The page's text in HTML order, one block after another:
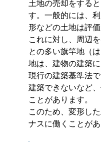
土地の売却をする
す。一般的には、
形などの土地は評
これに対し、周辺
との多い旗竿地（
地は、建物の建築
現行の建築基準法
建築できないなど
ことがあります。
このため、変形し
ナスに働くことがあ